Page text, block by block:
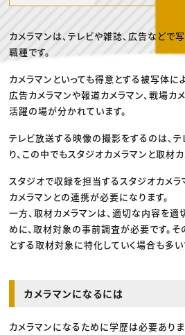
カメラマンは、テレビや雑誌、広告など
職種です。
カメラマンといっても得意とする被写体に
広告カメラマンや報道カメラマン、戦場カ
活躍の場が分かれています。
テレビ放送する映像の撮影をするのは、
り、この中でもスタジオカメラマンと取材
スタジオで収録を担当するスタジオカメ
カメラマンとの連携が必要になります。
一方、取材カメラマンは、適切な内容を適
めに、取材対象の事前調査が必要です。そ
とする取材対象に特化していく場合も多い
カメラマンになるには
カメラマンになるために学歴は必要あり